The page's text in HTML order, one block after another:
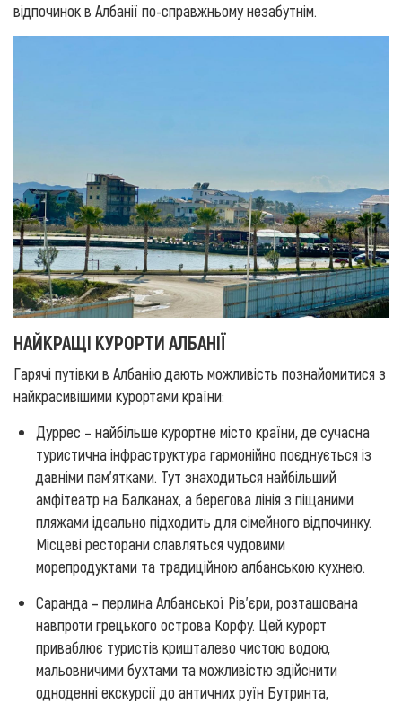
відпочинок в Албанії по-справжньому незабутнім.
НАЙКРАЩІ КУРОРТИ АЛБАНІЇ
Гарячі путівки в Албанію дають можливість познайомитися з
найкрасивішими курортами країни:
Дуррес – найбільше курортне місто країни, де сучасна
туристична інфраструктура гармонійно поєднується із
давніми пам'ятками. Тут знаходиться найбільший
амфітеатр на Балканах, а берегова лінія з піщаними
пляжами ідеально підходить для сімейного відпочинку.
Місцеві ресторани славляться чудовими
морепродуктами та традиційною албанською кухнею.
Саранда – перлина Албанської Рів'єри, розташована
навпроти грецького острова Корфу. Цей курорт
приваблює туристів кришталево чистою водою,
мальовничими бухтами та можливістю здійснити
одноденні екскурсії до античних руїн Бутринта,